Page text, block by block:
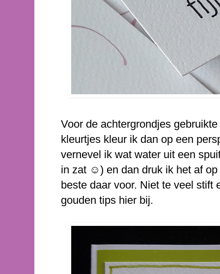
Voor de achtergrondjes
kleurtjes kleur ik dan op een
vernevel ik wat water uit een
in zat ☺) en dan druk ik het af
beste daar voor. Niet te veel stift
gouden tips hier bij.